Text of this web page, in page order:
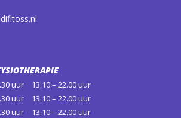
uur
13.10 – 22.00 uur
uur
13.10 – 22.00 uur
uur
13.10 – 22.00 uur